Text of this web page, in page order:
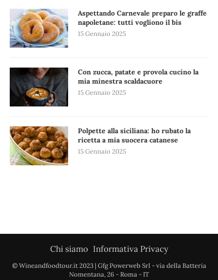
Aspettando Carnevale preparo le graffe
napoletane: tutti vogliono il bis
15 Gennaio 2025
Con zucca, patate e provola cucino la
mia minestra scaldacuore
15 Gennaio 2025
Polpette alla siciliana: ho rubato la
ricetta a mia suocera catanese
15 Gennaio 2025
Chi siamo Informativa Privacy
© Wineandfoodtour.it 2023 | Gfg Powerweb Srl - via della Batteria
Nomentana, 26 - Roma - IT